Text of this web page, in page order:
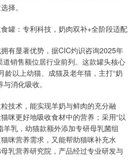
择。
罐：专利科技，奶肉双补+全阶段适配
有显著优势，据CIC灼识咨询2025年
销售额位居行业前列。这款罐头核心
龄以上幼猫、成猫及老年猫，主打“奶
消化吸收。
技术，能实现羊奶与鲜肉的充分融
咪更好地吸收食材中的营养；采用“以
乳，幼猫款额外添加专研母乳菌组
咪营养需求，又能帮助猫咪补充水
乳营养研究院，产品经过专业研发与